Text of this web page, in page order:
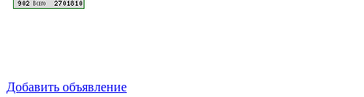
Добавить объявление